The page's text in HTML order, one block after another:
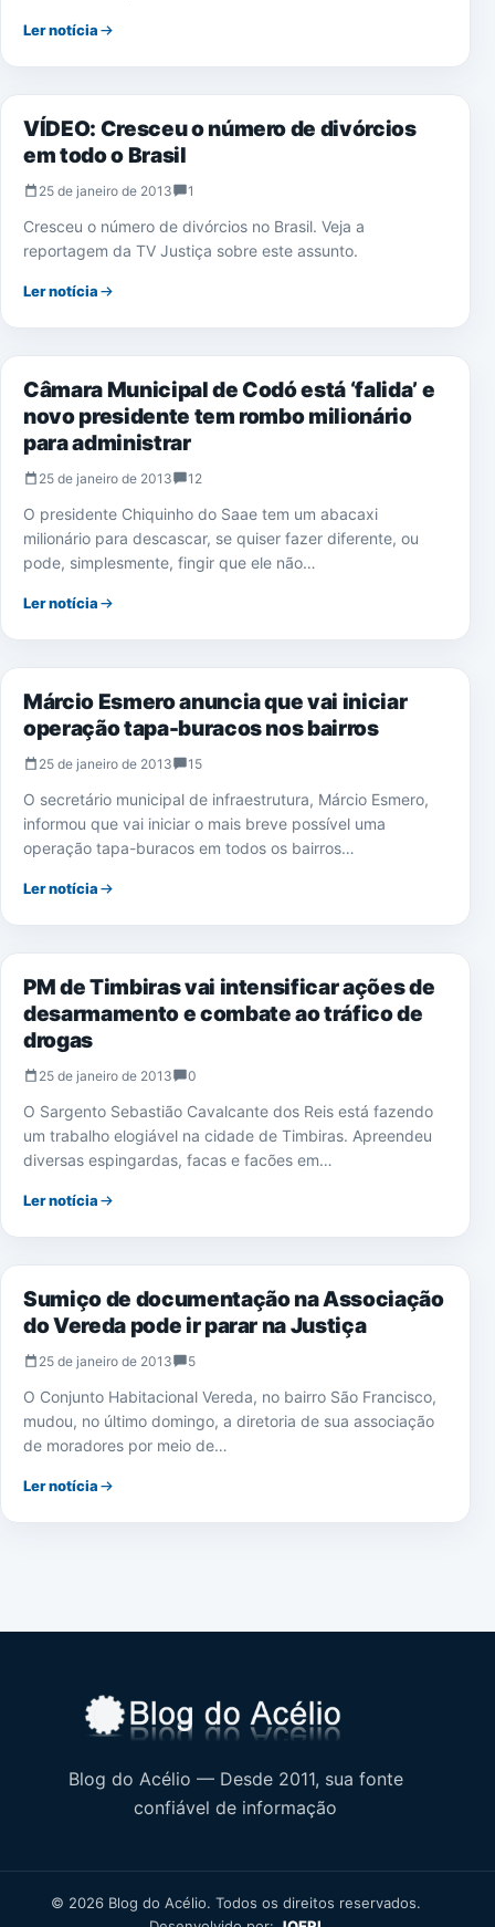
Ler notícia
JURÍDICO
VÍDEO: Cresceu o número de divórcios
em todo o Brasil
25 de janeiro de 2013 1
Cresceu o número de divórcios no Brasil. Veja a
reportagem da TV Justiça sobre este assunto.
Ler notícia
POLÍTICA
Câmara Municipal de Codó está ‘falida’ e
novo presidente tem rombo milionário
para administrar
25 de janeiro de 2013 12
O presidente Chiquinho do Saae tem um abacaxi
milionário para descascar, se quiser fazer diferente, ou
pode, simplesmente, fingir que ele não…
Ler notícia
NOTÍCIAS
Márcio Esmero anuncia que vai iniciar
operação tapa-buracos nos bairros
25 de janeiro de 2013 15
O secretário municipal de infraestrutura, Márcio Esmero,
informou que vai iniciar o mais breve possível uma
operação tapa-buracos em todos os bairros…
Ler notícia
POLÍCIA
PM de Timbiras vai intensificar ações de
desarmamento e combate ao tráfico de
drogas
25 de janeiro de 2013 0
O Sargento Sebastião Cavalcante dos Reis está fazendo
um trabalho elogiável na cidade de Timbiras. Apreendeu
diversas espingardas, facas e facões em…
Ler notícia
NOTÍCIAS
Sumiço de documentação na Associação
do Vereda pode ir parar na Justiça
25 de janeiro de 2013 5
O Conjunto Habitacional Vereda, no bairro São Francisco,
mudou, no último domingo, a diretoria de sua associação
de moradores por meio de…
Ler notícia
Blog do Acélio — Desde 2011, sua fonte
confiável de informação
© 2026 Blog do Acélio. Todos os direitos reservados.